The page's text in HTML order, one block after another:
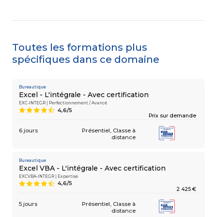
et collaboratif
COMPÉTENCES
Gestion
de projets
Achats
Ressources
et relations
sociales
Toutes les formations plus
spécifiques dans ce domaine
Bureautique
Excel - L'intégrale - Avec certification
EXC-INTEGR | Perfectionnement / Avancé
Prix sur demande
9 4,6/5
6 jours Présentiel Classe à
distance
Bureautique
Excel VBA - L'intégrale - Avec certification
EXCVBA-INTEGR | Expertise
2 425 €
9 4,6/5
5 jours Présentiel Classe à
distance